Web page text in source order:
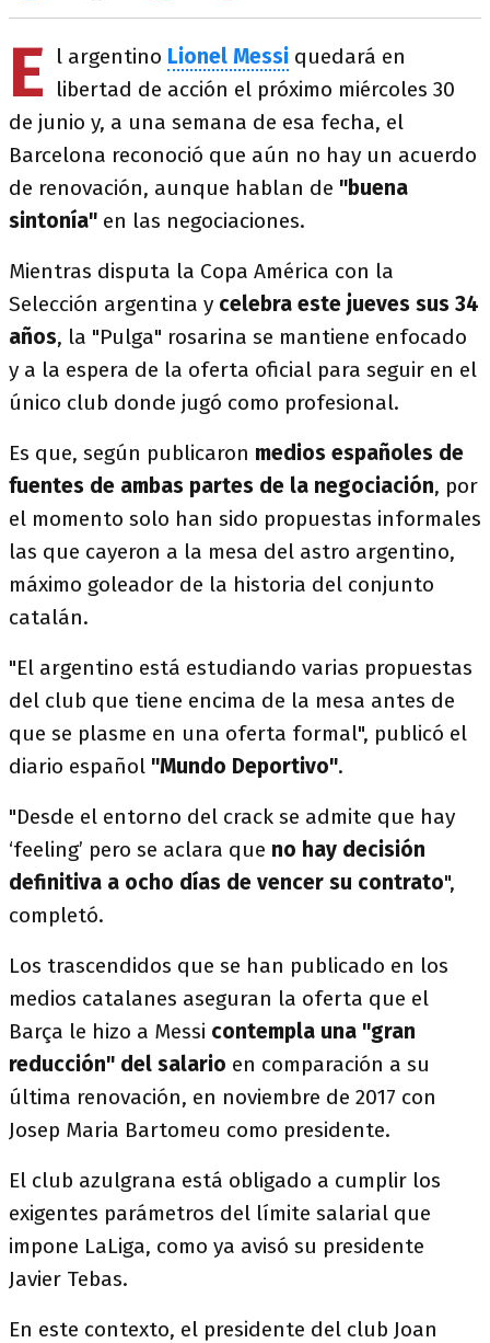
E l argentino Lionel Messi quedará en
libertad de acción el próximo miércoles 30
de junio y, a una semana de esa fecha, el
Barcelona reconoció que aún no hay un acuerdo
de renovación, aunque hablan de "buena
sintonía" en las negociaciones.
Mientras disputa la Copa América con la
Selección argentina y celebra este jueves sus 34
años, la "Pulga" rosarina se mantiene enfocado
y a la espera de la oferta oficial para seguir en el
único club donde jugó como profesional.
Es que, según publicaron medios españoles de
fuentes de ambas partes de la negociación, por
el momento solo han sido propuestas informales
las que cayeron a la mesa del astro argentino,
máximo goleador de la historia del conjunto
catalán.
"El argentino está estudiando varias propuestas
del club que tiene encima de la mesa antes de
que se plasme en una oferta formal", publicó el
diario español "Mundo Deportivo".
"Desde el entorno del crack se admite que hay
‘feeling’ pero se aclara que no hay decisión
definitiva a ocho días de vencer su contrato",
completó.
Los trascendidos que se han publicado en los
medios catalanes aseguran la oferta que el
Barça le hizo a Messi contempla una "gran
reducción" del salario en comparación a su
última renovación, en noviembre de 2017 con
Josep Maria Bartomeu como presidente.
El club azulgrana está obligado a cumplir los
exigentes parámetros del límite salarial que
impone LaLiga, como ya avisó su presidente
Javier Tebas.
En este contexto, el presidente del club Joan